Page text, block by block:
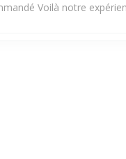
Voilà notre